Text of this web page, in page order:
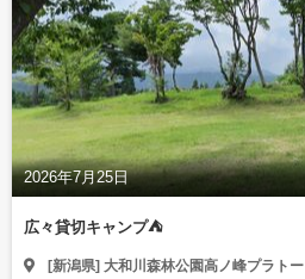
2026年7月25日
広々貸切キャンプ⛺️
[新潟県] 大和川森林公園高ノ峰プラトー